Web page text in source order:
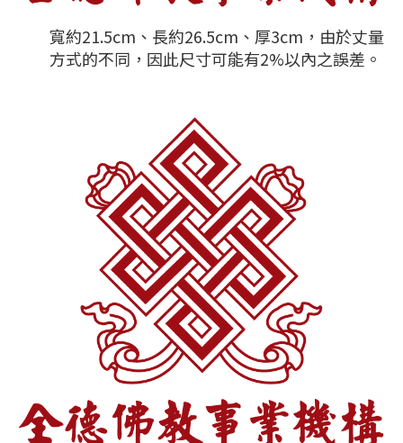
寬約21.5cm、長約26.5cm、厚3cm，由於丈量
方式的不同，因此尺寸可能有2%以內之誤差。